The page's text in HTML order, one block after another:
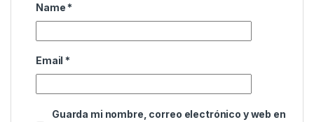
Name *
Email *
Guarda mi nombre, correo electrónico y web en